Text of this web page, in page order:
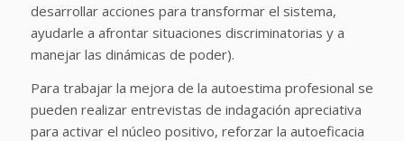
desarrollar acciones para transformar el sistema,
ayudarle a afrontar situaciones discriminatorias y a
manejar las dinámicas de poder).
Para trabajar la mejora de la autoestima profesional se
pueden realizar entrevistas de indagación apreciativa
para activar el núcleo positivo, reforzar la autoeficacia